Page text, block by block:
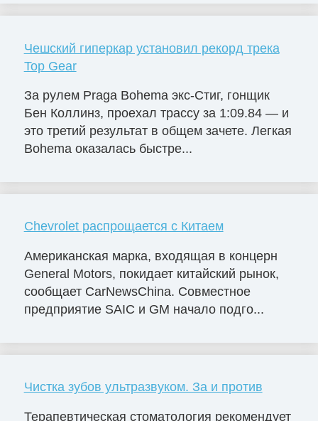
Чешский гиперкар установил рекорд трека
Top Gear
За рулем Praga Bohema экс-Стиг, гонщик
Бен Коллинз, проехал трассу за 1:09.84 — и
это третий результат в общем зачете. Легкая
Bohema оказалась быстре...
Chevrolet распрощается с Китаем
Американская марка, входящая в концерн
General Motors, покидает китайский рынок,
сообщает CarNewsChina. Совместное
предприятие SAIC и GM начало подго...
Чистка зубов ультразвуком. За и против
Терапевтическая стоматология рекомендует